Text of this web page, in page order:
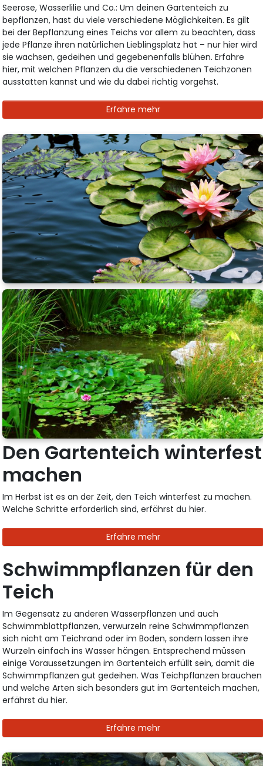
Seerose, Wasserlilie und Co.: Um deinen Gartenteich zu
bepflanzen, hast du viele verschiedene Möglichkeiten. Es gilt
bei der Bepflanzung eines Teichs vor allem zu beachten, dass
jede Pflanze ihren natürlichen Lieblingsplatz hat – nur hier wird
sie wachsen, gedeihen und gegebenenfalls blühen. Erfahre
hier, mit welchen Pflanzen du die verschiedenen Teichzonen
ausstatten kannst und wie du dabei richtig vorgehst.
Erfahre mehr
Den Gartenteich winterfest
machen
Im Herbst ist es an der Zeit, den Teich winterfest zu machen.
Welche Schritte erforderlich sind, erfährst du hier.
Erfahre mehr
Schwimmpflanzen für den
Teich
Im Gegensatz zu anderen Wasserpflanzen und auch
Schwimmblattpflanzen, verwurzeln reine Schwimmpflanzen
sich nicht am Teichrand oder im Boden, sondern lassen ihre
Wurzeln einfach ins Wasser hängen. Entsprechend müssen
einige Voraussetzungen im Gartenteich erfüllt sein, damit die
Schwimmpflanzen gut gedeihen. Was Teichpflanzen brauchen
und welche Arten sich besonders gut im Gartenteich machen,
erfährst du hier.
Erfahre mehr